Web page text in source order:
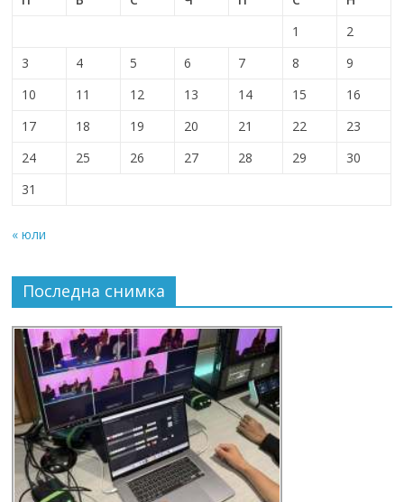
1
2
3
4 5 6 7 8
9
10
11 12 13 14 15
16
17
18 19 20 21 22
23
24
25 26 27 28 29
30
31
« юли
Последна снимка